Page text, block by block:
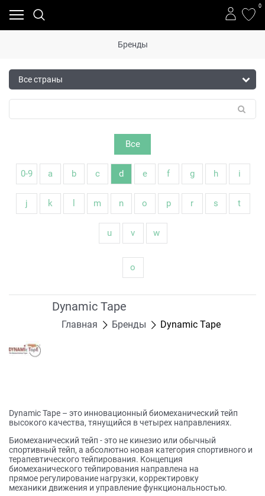
0
Бренды
Все
0-9 a b c d e f g h i
j k m n o p r s t
u v w
о
Dynamic Tape
Главная Бренды Dynamic Tape
Dynamic Tape – это инновационный биомеханический тейп
высокого качества, тянущийся в четырех направлениях.
Биомеханический тейп - это не кинезио или обычный
спортивный тейп, а абсолютно новая категория спортивного и
терапевтического тейпирования. Концепция
биомеханического тейпирования направлена на
прямое регулирование нагрузки, корректировку
механики движения и управление функциональностью.